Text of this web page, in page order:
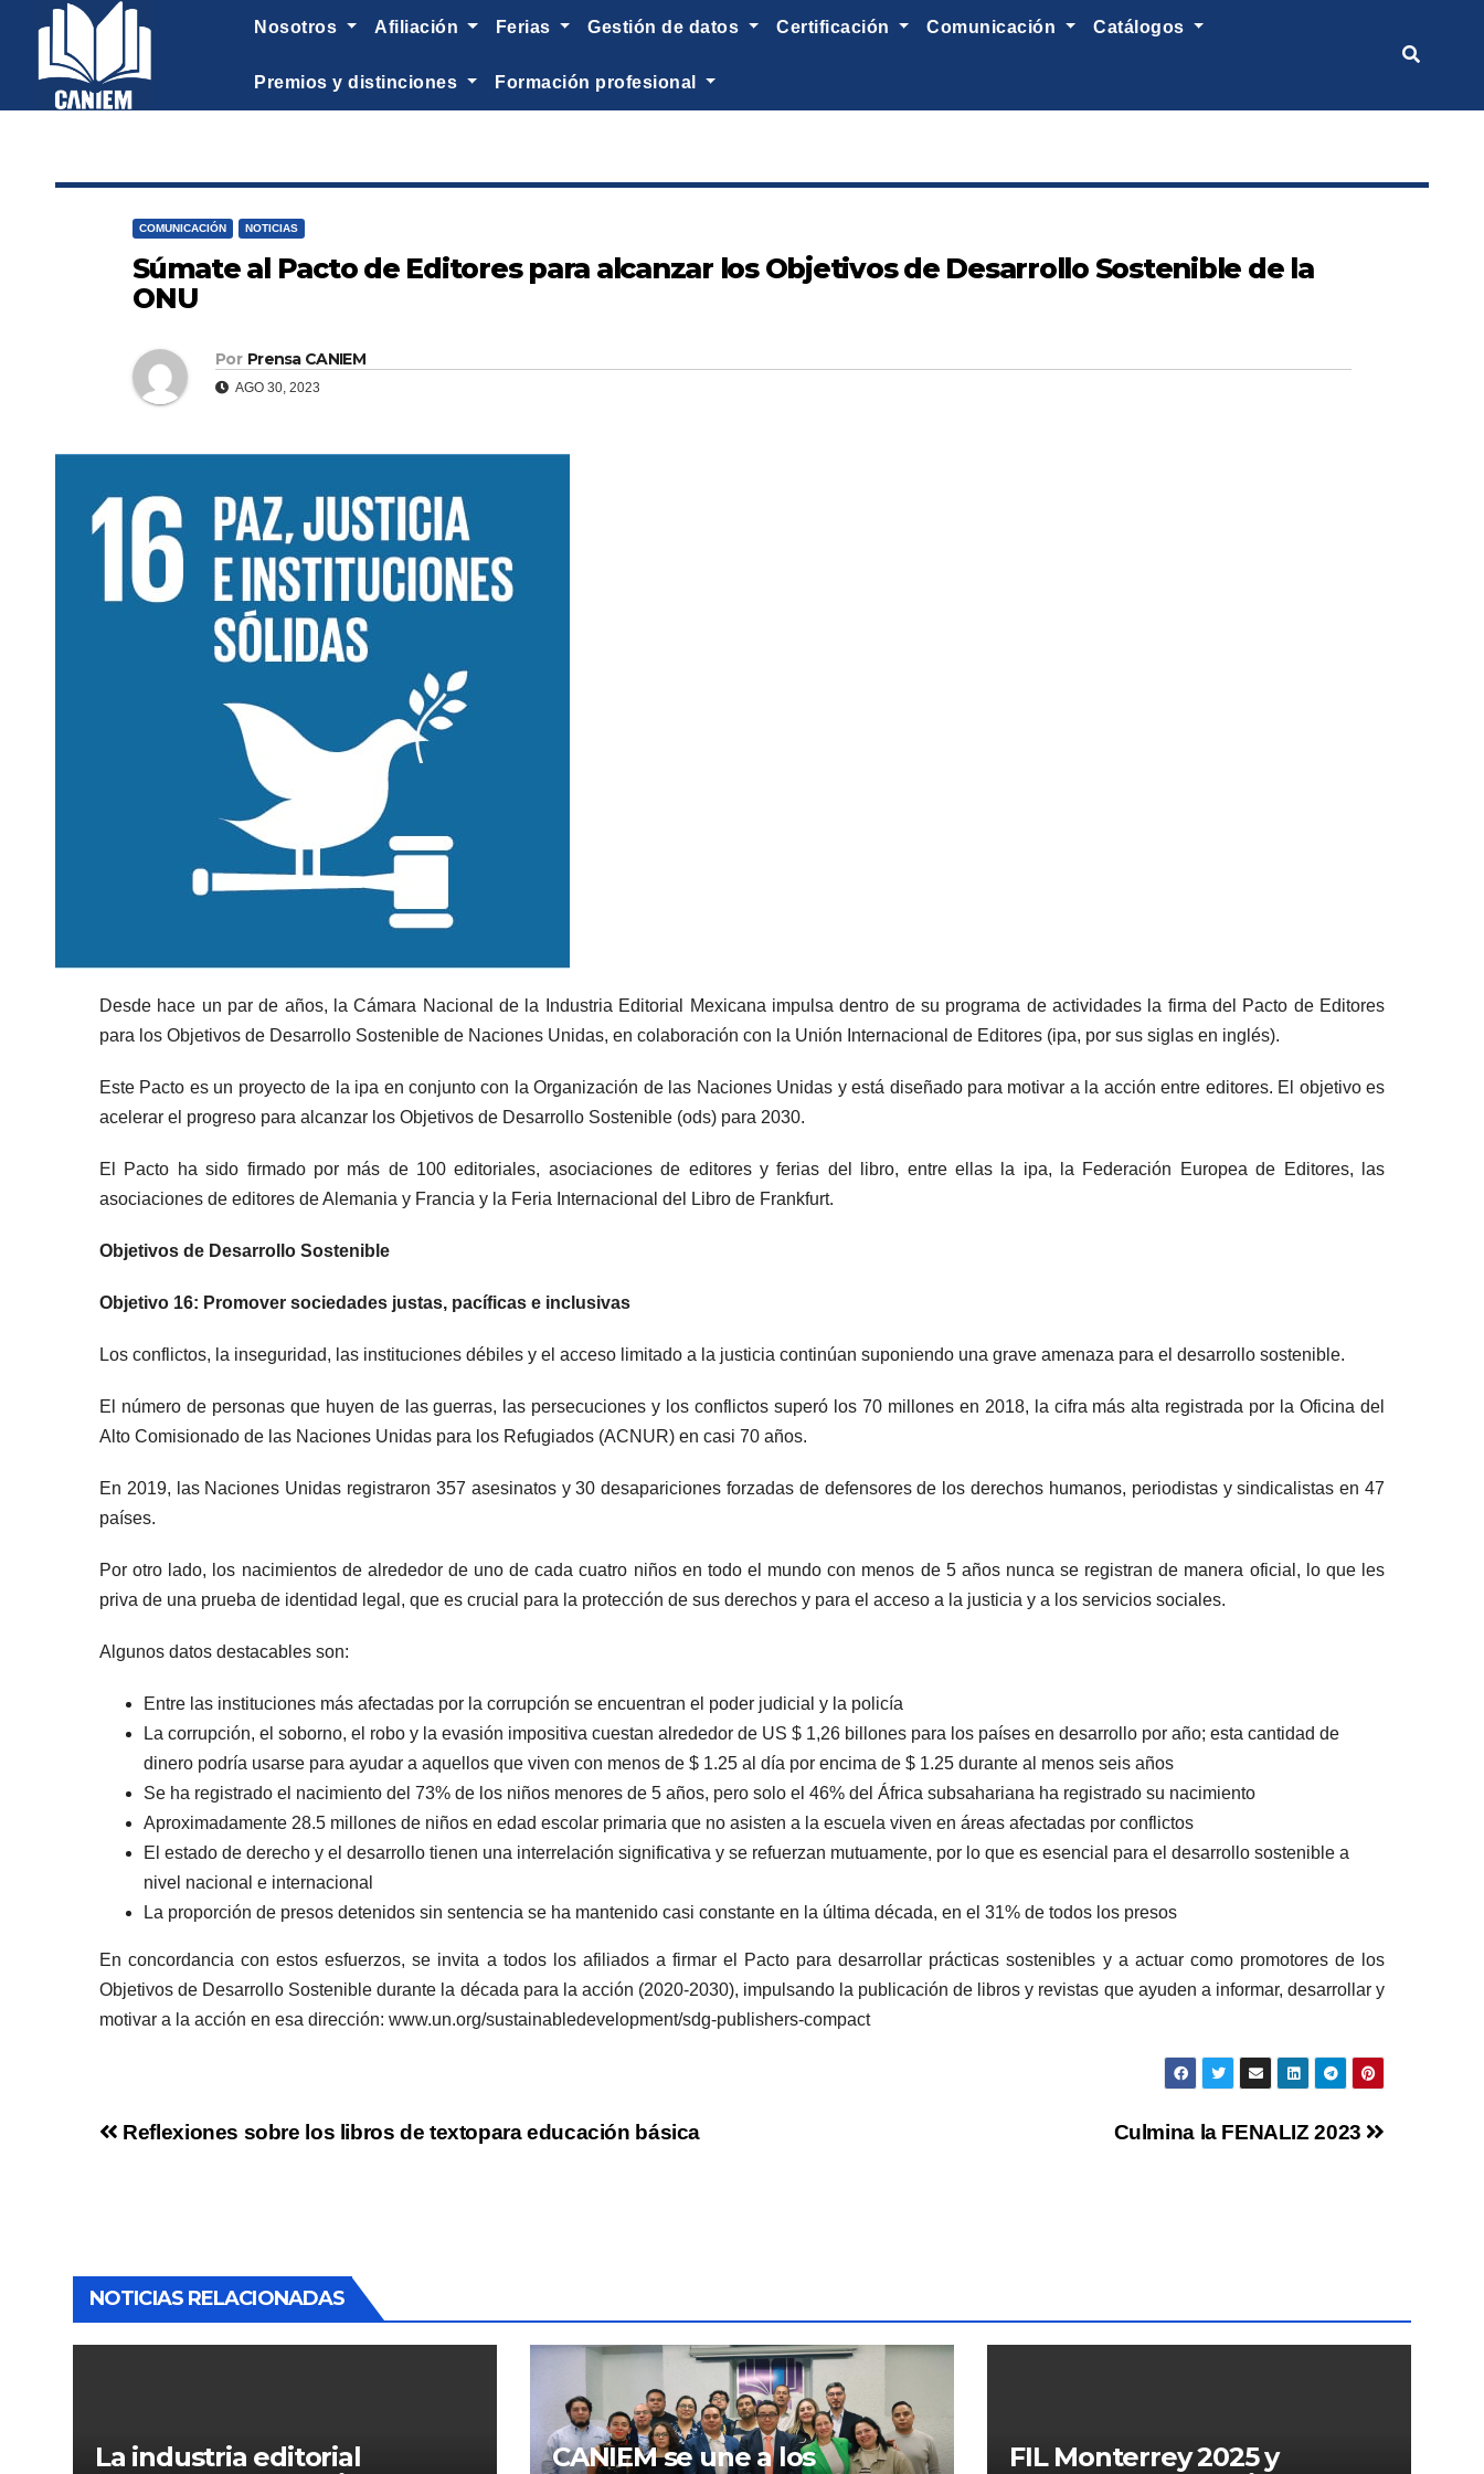
nosotros afiliación ferias gestión de datos certificación comunicación catálogos
premios y distinciones formación profesional
COMUNICACIÓN NOTICIAS
Súmate al Pacto de Editores para alcanzar los Objetivos de Desarrollo Sostenible de la
ONU
Por Prensa CANIEM
AGO 30, 2023
Desde hace un par de años, la Cámara Nacional de la Industria Editorial Mexicana impulsa dentro de su programa de actividades la firma del Pacto de Editores
para los Objetivos de Desarrollo Sostenible de Naciones Unidas, en colaboración con la Unión Internacional de Editores (ipa, por sus siglas en inglés).
Este Pacto es un proyecto de la ipa en conjunto con la Organización de las Naciones Unidas y está diseñado para motivar a la acción entre editores. El objetivo es
acelerar el progreso para alcanzar los Objetivos de Desarrollo Sostenible (ods) para 2030.
El Pacto ha sido firmado por más de 100 editoriales, asociaciones de editores y ferias del libro, entre ellas la ipa, la Federación Europea de Editores, las
asociaciones de editores de Alemania y Francia y la Feria Internacional del Libro de Frankfurt.
Objetivos de Desarrollo Sostenible
Objetivo 16: Promover sociedades justas, pacíficas e inclusivas
Los conflictos, la inseguridad, las instituciones débiles y el acceso limitado a la justicia continúan suponiendo una grave amenaza para el desarrollo sostenible.
El número de personas que huyen de las guerras, las persecuciones y los conflictos superó los 70 millones en 2018, la cifra más alta registrada por la Oficina del
Alto Comisionado de las Naciones Unidas para los Refugiados (ACNUR) en casi 70 años.
En 2019, las Naciones Unidas registraron 357 asesinatos y 30 desapariciones forzadas de defensores de los derechos humanos, periodistas y sindicalistas en 47
países.
Por otro lado, los nacimientos de alrededor de uno de cada cuatro niños en todo el mundo con menos de 5 años nunca se registran de manera oficial, lo que les
priva de una prueba de identidad legal, que es crucial para la protección de sus derechos y para el acceso a la justicia y a los servicios sociales.
Algunos datos destacables son:
Entre las instituciones más afectadas por la corrupción se encuentran el poder judicial y la policía
La corrupción, el soborno, el robo y la evasión impositiva cuestan alrededor de US $ 1,26 billones para los países en desarrollo por año; esta cantidad de
dinero podría usarse para ayudar a aquellos que viven con menos de $ 1.25 al día por encima de $ 1.25 durante al menos seis años
Se ha registrado el nacimiento del 73% de los niños menores de 5 años, pero solo el 46% del África subsahariana ha registrado su nacimiento
Aproximadamente 28.5 millones de niños en edad escolar primaria que no asisten a la escuela viven en áreas afectadas por conflictos
El estado de derecho y el desarrollo tienen una interrelación significativa y se refuerzan mutuamente, por lo que es esencial para el desarrollo sostenible a
nivel nacional e internacional
La proporción de presos detenidos sin sentencia se ha mantenido casi constante en la última década, en el 31% de todos los presos
En concordancia con estos esfuerzos, se invita a todos los afiliados a firmar el Pacto para desarrollar prácticas sostenibles y a actuar como promotores de los
Objetivos de Desarrollo Sostenible durante la década para la acción (2020-2030), impulsando la publicación de libros y revistas que ayuden a informar, desarrollar y
motivar a la acción en esa dirección: www.un.org/sustainabledevelopment/sdg-publishers-compact
Culmina la FENALIZ 2023
Reflexiones sobre los libros de textopara educación básica
NOTICIAS RELACIONADAS
La industria editorial
CANIEM se une a los
FIL Monterrey 2025 y